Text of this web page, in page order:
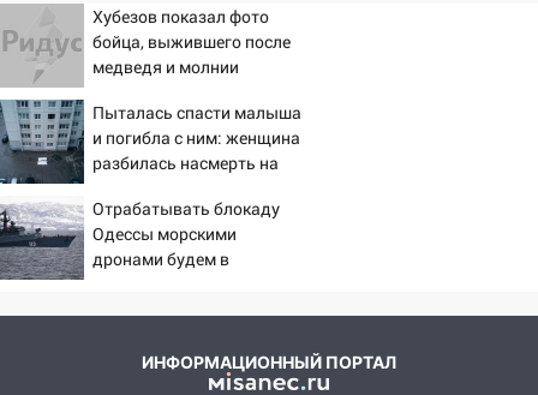
14:40
Житель Димитровграда поверил в
«посылку от дочери» и лишился более 3
миллионов рублей
14:30
Застолье закончилось кражей:
ульяновец перевёл себе деньги с карты
знакомого
14:01
За неделю в Ульяновской области
поймали 48 пьяных водителей
но едва не отдал мошенникам 530
тысяч рублей
Хубезов показал фото
бойца, выжившего после
медведя и молнии
Пыталась спасти малыша
и погибла с ним: женщина
разбилась насмерть на
– Новости
Отрабатывать блокаду
Одессы морскими
дронами будем в
ИНФОРМАЦИОННЫЙ ПОРТАЛ